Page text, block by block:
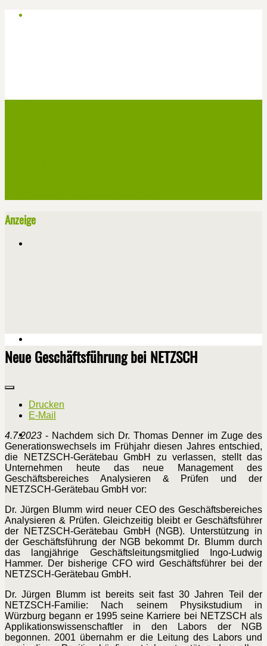
Anzeige
Neue Geschäftsführung bei NETZSCH
Drucken
E-Mail
4.7.2023 - Nachdem sich Dr. Thomas Denner im Zuge des
Generationswechsels im Frühjahr diesen Jahres entschied,
die NETZSCH-Gerätebau GmbH zu verlassen, stellt das
Unternehmen heute das neue Management des
Geschäftsbereiches Analysieren & Prüfen und der
NETZSCH-Gerätebau GmbH vor:
Dr. Jürgen Blumm wird neuer CEO des Geschäftsbereiches
Analysieren & Prüfen. Gleichzeitig bleibt er Geschäftsführer
der NETZSCH-Gerätebau GmbH (NGB). Unterstützung in
der Geschäftsführung der NGB bekommt Dr. Blumm durch
das langjährige Geschäftsleitungsmitglied Ingo-Ludwig
Hammer. Der bisherige CFO wird Geschäftsführer bei der
NETZSCH-Gerätebau GmbH.
Dr. Jürgen Blumm ist bereits seit fast 30 Jahren Teil der
NETZSCH-Familie: Nach seinem Physikstudium in
Würzburg begann er 1995 seine Karriere bei NETZSCH als
Applikationswissenschaftler in den Labors der NGB
begonnen. 2001 übernahm er die Leitung des Labors und